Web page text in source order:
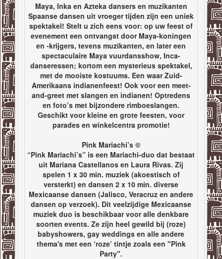
Maya, Inka en Azteka dansers en muzikanten
Spaanse dansen uit vroeger tijden zijn een uniek
spektakel! Stelt u zich eens voor: op uw feest of
evenement een ontvangst door Maya-koningen
en -krijgers, tevens muzikanten, en later een
spectaculaire Maya vuurdansshow, Inca-
danseressen; kortom een mysterieus spektakel,
met de mooiste kostuums. Een waar Zuid-
Amerikaans indianenfeest! Ook voor een meet-
and-greet met slangen en indianen! Optredens
en foto’s met bijzondere rimboeslangen.
Geschikt voor kleine en grote feesten, voor
parades en winkelcentra promotie!
Pink Mariachi’s ©
“Pink Mariachi’s” is een Mariachi-duo dat bestaat
uit Mariana Castellanos en Laura Rivas. Zij
spelen 1 x 30 min. muziek (akoestisch of
versterkt) en dansen 2 x 10 min. diverse
Mexicaanse dansen (Jalisco, Veracruz en andere
dansen op verzoek). Dit veelzijdige Mexicaanse
muziek duo is beschikbaar voor alle denkbare
soorten events. Ze zijn heel gewild bij (roze)
babyshowers, gay weddings en alle andere
thema's met een ‘roze’ tintje zoals een "Pink
Party".